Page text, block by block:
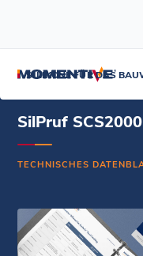
SILIKONE FÜR DAS
SilPruf SCS2000
SilPruf
TECHNISCHES